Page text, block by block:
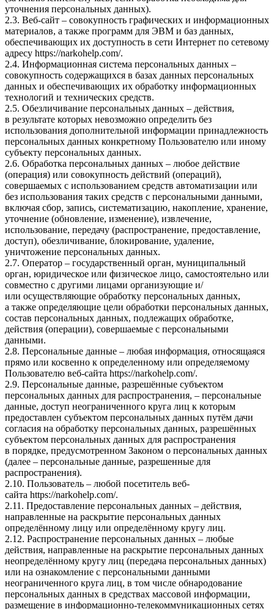
уточнения персональных данных).
2.3. Веб-сайт – совокупность графических и информационных
материалов, а также программ для ЭВМ и баз данных,
обеспечивающих их доступность в сети Интернет по сетевому
адресу https://narkohelp.com/.
2.4. Информационная система персональных данных –
совокупность содержащихся в базах данных персональных
данных и обеспечивающих их обработку информационных
технологий и технических средств.
2.5. Обезличивание персональных данных – действия,
в результате которых невозможно определить без
использования дополнительной информации принадлежность
персональных данных конкретному Пользователю или иному
субъекту персональных данных.
2.6. Обработка персональных данных – любое действие
(операция) или совокупность действий (операций),
совершаемых с использованием средств автоматизации или
без использования таких средств с персональными данными,
включая сбор, запись, систематизацию, накопление, хранение,
уточнение (обновление, изменение), извлечение,
использование, передачу (распространение, предоставление,
доступ), обезличивание, блокирование, удаление,
уничтожение персональных данных.
2.7. Оператор – государственный орган, муниципальный
орган, юридическое или физическое лицо, самостоятельно или
совместно с другими лицами организующие и/
или осуществляющие обработку персональных данных,
а также определяющие цели обработки персональных данных,
состав персональных данных, подлежащих обработке,
действия (операции), совершаемые с персональными
данными.
2.8. Персональные данные – любая информация, относящаяся
прямо или косвенно к определенному или определяемому
Пользователю веб-сайта https://narkohelp.com/.
2.9. Персональные данные, разрешённые субъектом
персональных данных для распространения, – персональные
данные, доступ неограниченного круга лиц к которым
предоставлен субъектом персональных данных путём дачи
согласия на обработку персональных данных, разрешённых
субъектом персональных данных для распространения
в порядке, предусмотренном Законом о персональных данных
(далее – персональные данные, разрешенные для
распространения).
2.10. Пользователь – любой посетитель веб-
сайта https://narkohelp.com/.
2.11. Предоставление персональных данных – действия,
направленные на раскрытие персональных данных
определённому лицу или определённому кругу лиц.
2.12. Распространение персональных данных – любые
действия, направленные на раскрытие персональных данных
неопределённому кругу лиц (передача персональных данных)
или на ознакомление с персональными данными
неограниченного круга лиц, в том числе обнародование
персональных данных в средствах массовой информации,
размещение в информационно-телекоммуникационных сетях